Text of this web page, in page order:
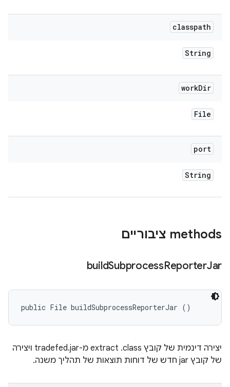
classpath
String
workDir
File
port
String
‫methods ציבוריים
buildSubprocessReporterJar
public File buildSubprocessReporterJar ()
יצירה דינמית של קובץ extract .class מ-tradefed.jar ויצירה
של קובץ jar חדש של דוחות תוצאות של תהליך משנה.